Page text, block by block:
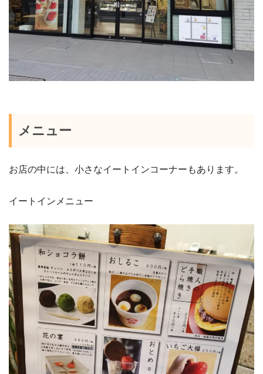
メニュー
お店の中には、小さなイートインコーナーもあります。
イートインメニュー